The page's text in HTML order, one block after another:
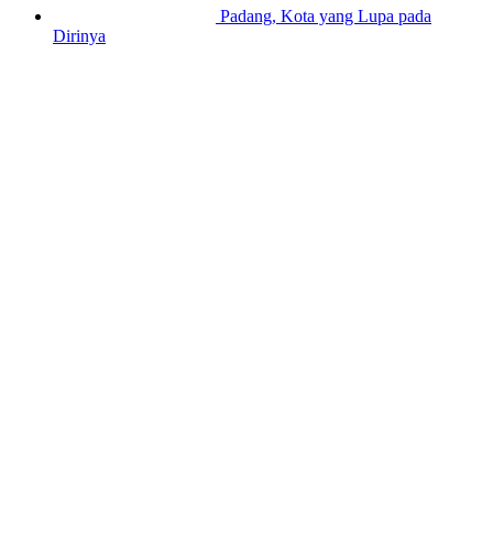
Padang, Kota yang Lupa pada
Dirinya